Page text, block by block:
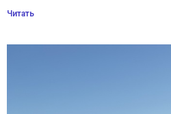
Читать